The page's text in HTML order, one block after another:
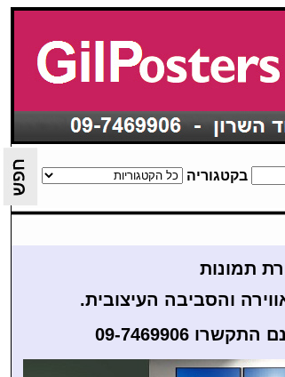
בקטגוריה
תמונות
והסביבה העיצובית.
09-7469906